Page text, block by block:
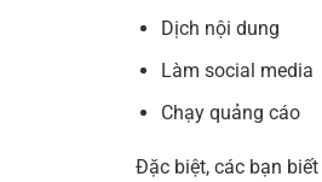
Dịch nội dung
Làm social media
Chạy quảng cáo
Đặc biệt, các bạn